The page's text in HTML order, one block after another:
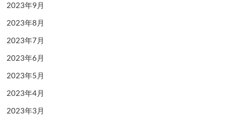
2023年9月
2023年8月
2023年7月
2023年6月
2023年5月
2023年4月
2023年3月